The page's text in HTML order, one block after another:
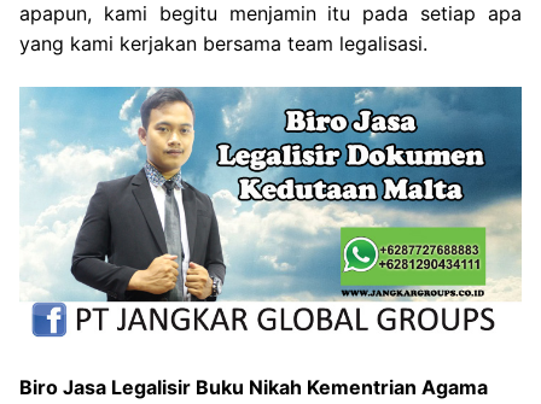
apapun, kami begitu menjamin itu pada setiap apa
yang kami kerjakan bersama team legalisasi.
Biro Jasa Legalisir Buku Nikah Kementrian Agama